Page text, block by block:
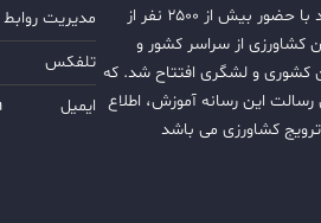
برج میلاد با حضور بیش از ۲۵۰۰ نفر از
کشاورزی از سراسر کشور و
کشوری و لشگری افتتاح شد. که
رسالت این رسانه آموزش، اطلاع
ترویج کشاورزی می باشد
مدیریت
تلفکس
ایمیل